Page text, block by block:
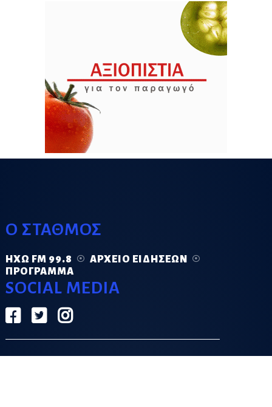
Ο ΣΤΑΘΜΟΣ
ΗΧΏ FM 99.8
ΑΡΧΕΊΟ ΕΙΔΉΣΕΩΝ
ΠΡΌΓΡΑΜΜΑ
SOCIAL MEDIA